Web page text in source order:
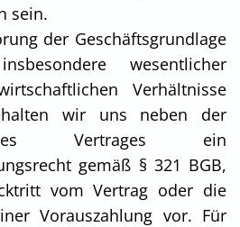
sein.
der Geschäftsgrundlage
wesentlicher
Verhältnisse
wir uns neben der
Vertrages ein
gemäß § 321 BGB,
vom Vertrag oder die
Vorauszahlung vor. Für